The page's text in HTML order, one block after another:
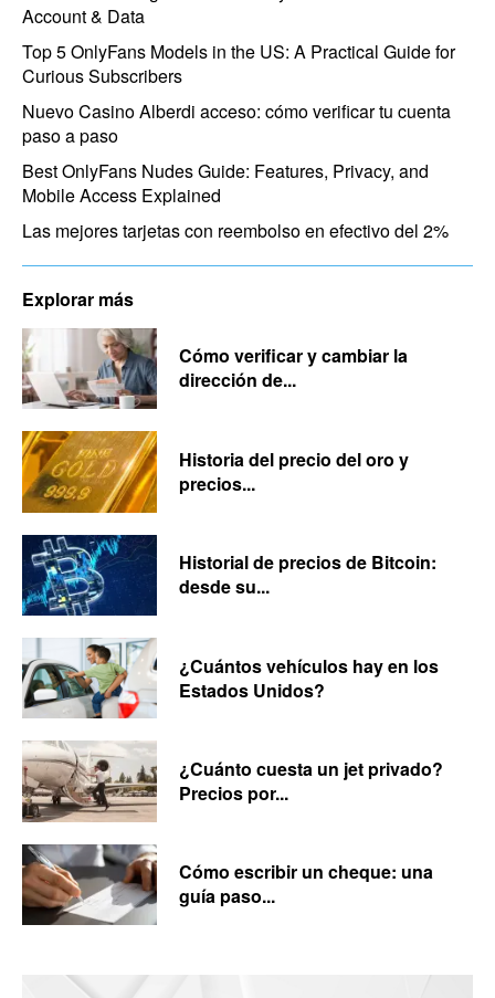
Account & Data
Top 5 OnlyFans Models in the US: A Practical Guide for
Curious Subscribers
Nuevo Casino Alberdi acceso: cómo verificar tu cuenta
paso a paso
Best OnlyFans Nudes Guide: Features, Privacy, and
Mobile Access Explained
Las mejores tarjetas con reembolso en efectivo del 2%
Explorar más
Cómo verificar y cambiar la
dirección de...
Historia del precio del oro y
precios...
Historial de precios de Bitcoin:
desde su...
¿Cuántos vehículos hay en los
Estados Unidos?
¿Cuánto cuesta un jet privado?
Precios por...
Cómo escribir un cheque: una
guía paso...